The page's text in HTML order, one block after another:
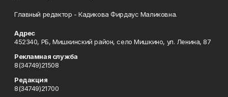
Главный редактор - Кадикова Фирдаус Маликовна.
Адрес
452340, РБ, Мишкинский район, село Мишкино, ул. Ленина, 87
Рекламная служба
8(34749)21508
Редакция
8(34749)21700